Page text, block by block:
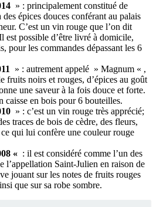
» : principalement constitué de
épices douces conférant au palais
C’est un vin rouge que l’on dit
est possible d’être livré à domicile,
pour les commandes dépassant les 6
» : autrement appelé » Magnum « ,
fruits noirs et rouges, d’épices au goût
une saveur à la fois douce et forte.
caisse en bois pour 6 bouteilles.
» : c’est un vin rouge très apprécié;
traces de bois de cèdre, des fleurs,
qui lui confère une couleur rouge
« : il est considéré comme l’un des
l’appellation Saint-Julien en raison de
jouant sur les notes de fruits rouges
que sur sa robe sombre.